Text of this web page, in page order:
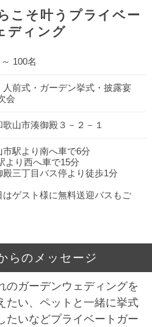
こそ叶うプライベー
ディング
100名
前式・ガーデン挙式・披露宴
会
山市湊御殿３－２－１
市駅より南へ車で6分
より西へ車で15分
殿三丁目バス停より徒歩1分
ゲスト様に無料送迎バスもご
らのメッセージ
のガーデンウェディングを
たい、ペットと一緒に挙式
たいなどプライベートガー